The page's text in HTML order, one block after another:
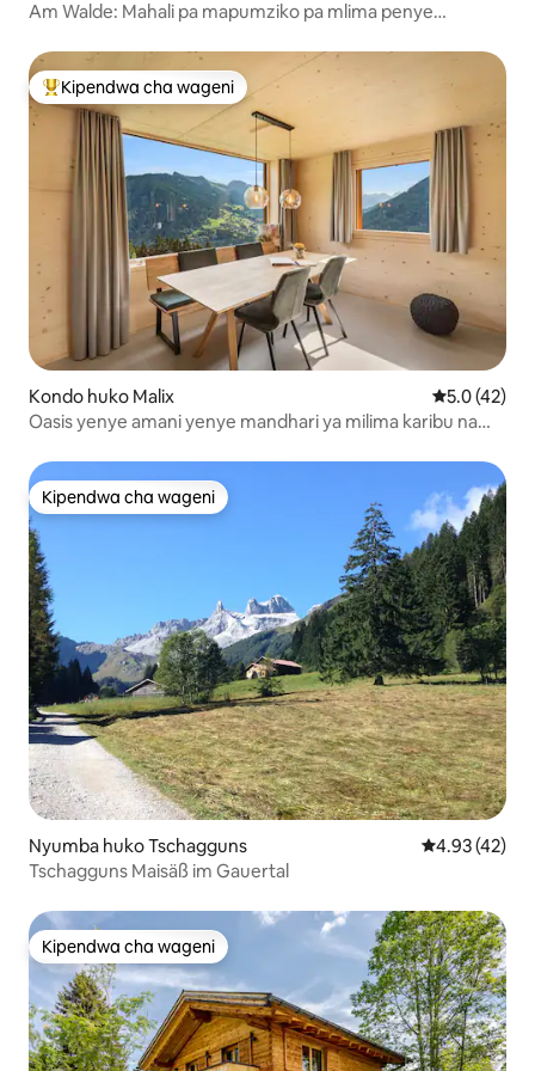
Am Walde: Mahali pa mapumziko pa mlima penye
Kipendwa maarufu cha wageni
Kipendwa cha wageni
Kondo huko Malix Ukadiriaji
5.0 (42)
Oasis yenye amani yenye mandhari ya milima karibu na
Kipendwa cha wageni
Kipendwa cha wageni
Nyumba huko Tschagguns Ukadiriaji wa
4.93 (42)
Tschagguns Maisäß im Gauertal
Kipendwa cha wageni
Kipendwa cha wageni